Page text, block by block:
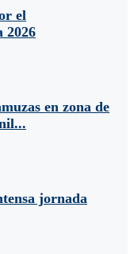
el
2026
en zona de
jornada